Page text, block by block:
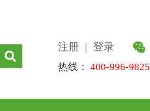
注册 | 登录
热线： 400-996-9825